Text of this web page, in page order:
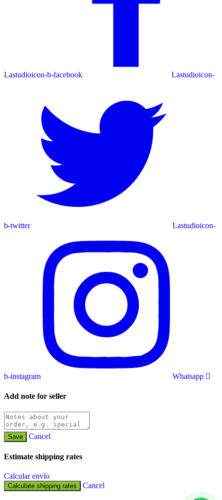
Lastudioicon-b-facebook Lastudioicon-
b-twitter Lastudioicon-
b-instagram Whatsapp
Add note for seller
Save Cancel
Estimate shipping rates
Calcular envío
Calculate shipping rates Cancel